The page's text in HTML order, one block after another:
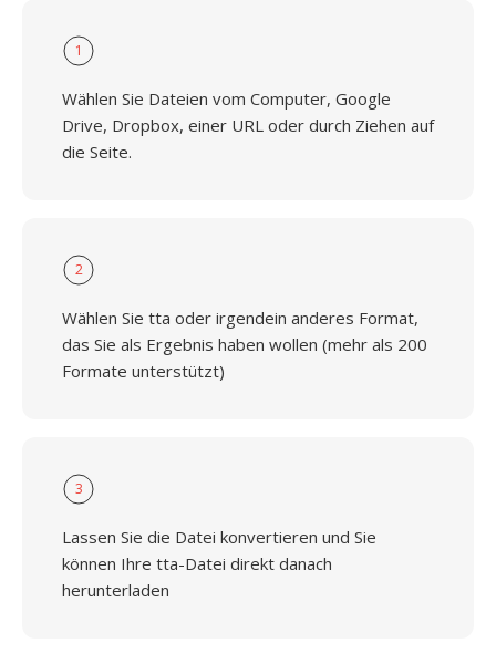
1
Wählen Sie Dateien vom Computer, Google
Drive, Dropbox, einer URL oder durch Ziehen auf
die Seite.
2
Wählen Sie tta oder irgendein anderes Format,
das Sie als Ergebnis haben wollen (mehr als 200
Formate unterstützt)
3
Lassen Sie die Datei konvertieren und Sie
können Ihre tta-Datei direkt danach
herunterladen